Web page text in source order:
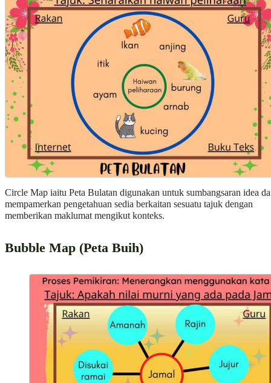
Circle Map iaitu Peta Bulatan digunakan untuk sumbangsaran idea
mempamerkan pengetahuan sedia berkaitan sesuatu tajuk dengan
memberikan maklumat mengikut konteks.
Bubble Map (Peta Buih)